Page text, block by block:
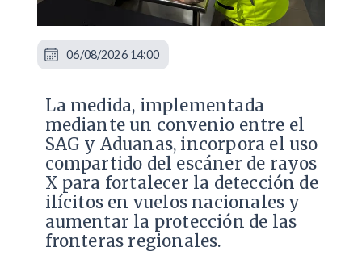
La medida, implementada
mediante un convenio entre el
SAG y Aduanas, incorpora el uso
compartido del escáner de rayos
X para fortalecer la detección de
ilícitos en vuelos nacionales y
aumentar la protección de las
fronteras regionales.
06/08/2026 14:00